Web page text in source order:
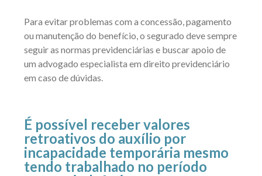
Para evitar problemas com a concessão, pagamento
ou manutenção do benefício, o segurado deve sempre
seguir as normas previdenciárias e buscar apoio de
um advogado especialista em direito previdenciário
em caso de dúvidas.
É possível receber valores
retroativos do auxílio por
incapacidade temporária mesmo
tendo trabalhado no período